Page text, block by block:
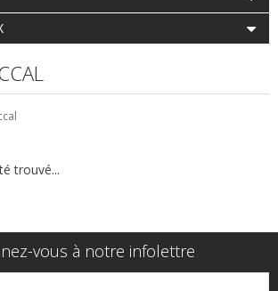
trouvé...
vous à notre infolettre